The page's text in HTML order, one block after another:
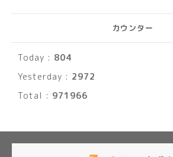
カウンター
Today : 804
Yesterday : 2972
Total : 971966